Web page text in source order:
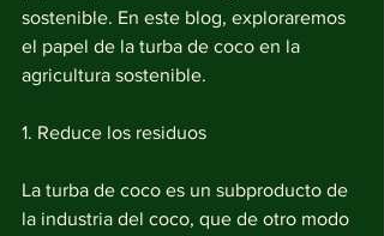
sostenible. En este blog, exploraremos
el papel de la turba de coco en la
agricultura sostenible.
1. Reduce los residuos
La turba de coco es un subproducto de
la industria del coco, que de otro modo